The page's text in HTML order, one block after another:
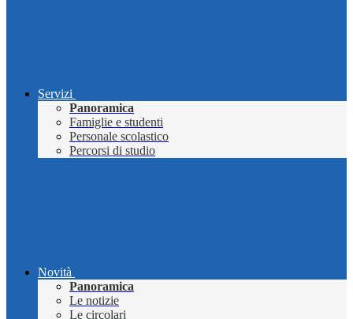
Servizi
Panoramica
Famiglie e studenti
Personale scolastico
Percorsi di studio
Novità
Panoramica
Le notizie
Le circolari